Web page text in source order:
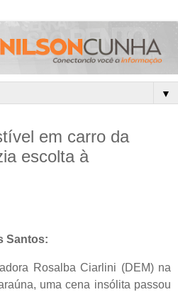
▼
em carro da
escolta à
Santos:
Rosalba Ciarlini (DEM) na
uma cena insólita passou